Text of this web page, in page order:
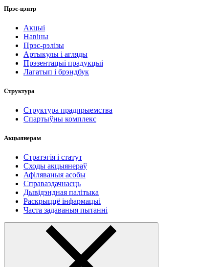
Прэс-цэнтр
Акцыі
Навіны
Прэс-рэлізы
Артыкулы і агляды
Прэзентацыі прадукцыі
Лагатып і брэндбук
Структура
Структура прадпрыемства
Спартыўны комплекс
Акцыянерам
Стратэгія і статут
Сходы акцыянераў
Афіляваныя асобы
Справаздачнасць
Дывідэндная палітыка
Раскрыццё інфармацыі
Часта задаваныя пытанні